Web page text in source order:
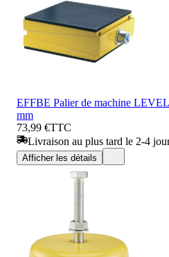
EFFBE Palier de machine
mm
73,99 €TTC
Livraison au plus tard le 2-4
Afficher les détails